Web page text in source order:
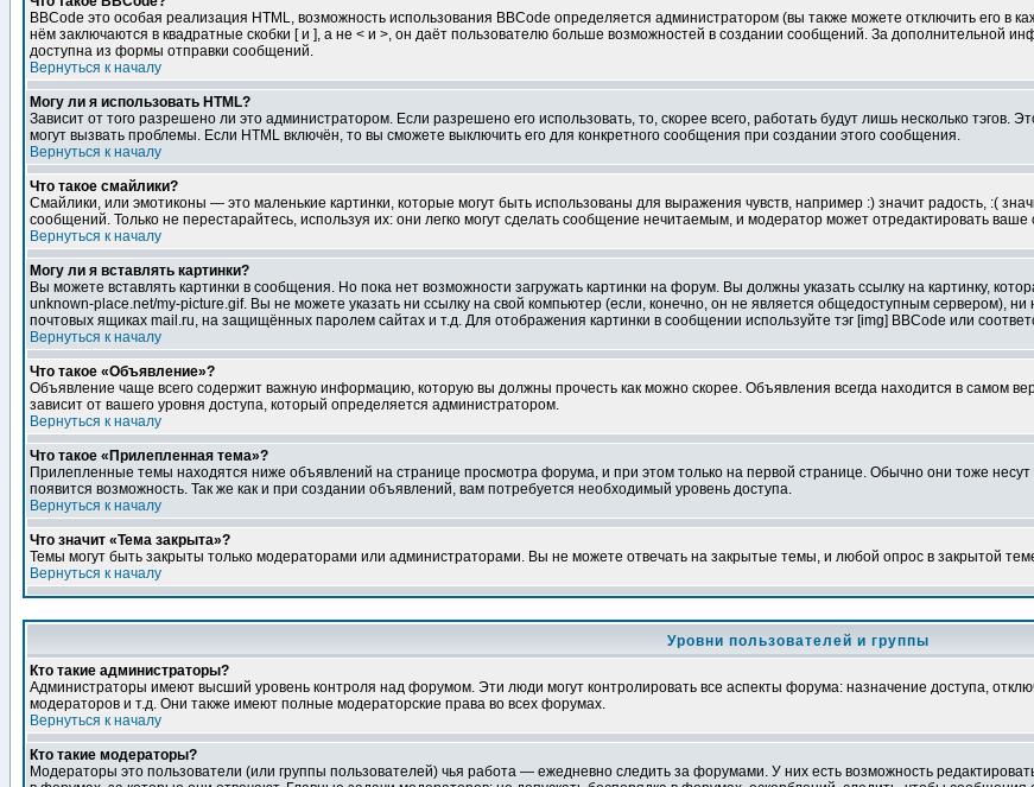
BBCode это особая реализация HTML, возможность использования BBCode определяется администратором (вы также можете отключить его в
нём заключаются в квадратные скобки [ и ], а не < и >, он даёт пользователю больше возможностей в создании сообщений. За дополнительной
доступна из формы отправки сообщений.
Вернуться к началу
Могу ли я использовать HTML?
Зависит от того разрешено ли это администратором. Если разрешено его использовать, то, скорее всего, работать будут лишь несколько тэгов.
могут вызвать проблемы. Если HTML включён, то вы сможете выключить его для конкретного сообщения при создании этого сообщения.
Вернуться к началу
Что такое смайлики?
Смайлики, или эмотиконы — это маленькие картинки, которые могут быть использованы для выражения чувств, например :) значит радость, :(
сообщений. Только не перестарайтесь, используя их: они легко могут сделать сообщение нечитаемым, и модератор может отредактировать
Вернуться к началу
Могу ли я вставлять картинки?
Вы можете вставлять картинки в сообщения. Но пока нет возможности загружать картинки на форум. Вы должны указать ссылку на картинку,
unknown-place.net/my-picture.gif. Вы не можете указать ни ссылку на свой компьютер (если, конечно, он не является общедоступным сервером),
почтовых ящиках mail.ru, на защищённых паролем сайтах и т.д. Для отображения картинки в сообщении используйте тэг [img] BBCode или
Вернуться к началу
Что такое «Объявление»?
Объявление чаще всего содержит важную информацию, которую вы должны прочесть как можно скорее. Объявления всегда находится в самом
зависит от вашего уровня доступа, который определяется администратором.
Вернуться к началу
Что такое «Прилепленная тема»?
Прилепленные темы находятся ниже объявлений на странице просмотра форума, и при этом только на первой странице. Обычно они тоже несут
появится возможность. Так же как и при создании объявлений, вам потребуется необходимый уровень доступа.
Вернуться к началу
Что значит «Тема закрыта»?
Темы могут быть закрыты только модераторами или администраторами. Вы не можете отвечать на закрытые темы, и любой опрос в закрытой
Вернуться к началу
Уровни пользователей и группы
Кто такие администраторы?
Администраторы имеют высший уровень контроля над форумом. Эти люди могут контролировать все аспекты форума: назначение доступа,
модераторов и т.д. Они также имеют полные модераторские права во всех форумах.
Вернуться к началу
Кто такие модераторы?
Модераторы это пользователи (или группы пользователей) чья работа — ежедневно следить за форумами. У них есть возможность